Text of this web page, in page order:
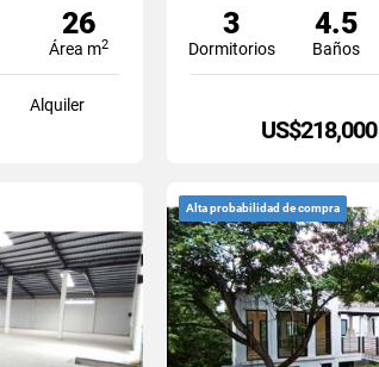
26
Área m2
Alquiler
3
Dormitorios
4.5
Baños
US$218,000
Alta probabilidad de compra